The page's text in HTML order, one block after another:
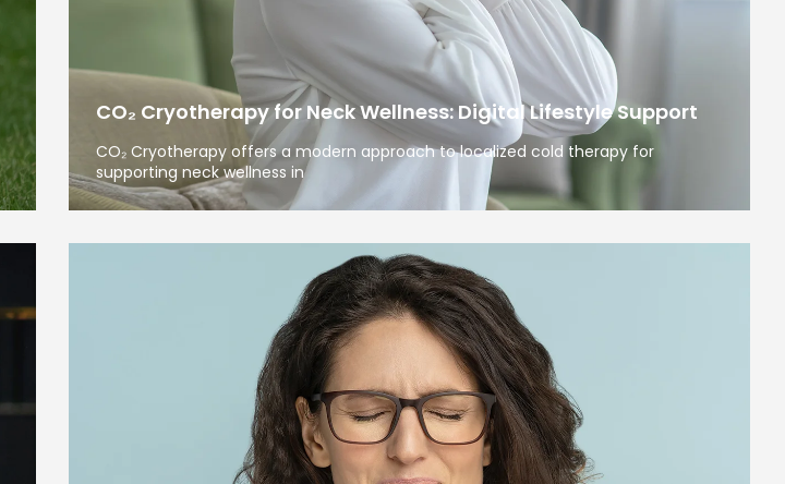
CO₂ Cryotherapy for Neck Wellness: Digital Lifestyle Support
CO₂ Cryotherapy offers a modern approach to localized cold therapy for
supporting neck wellness in